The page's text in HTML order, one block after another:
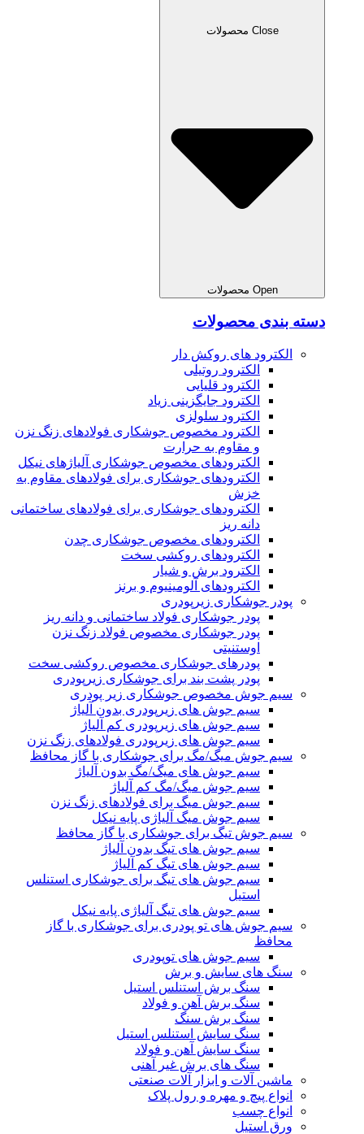
Close محصولات
Open محصولات
دسته بندی محصولات
الکترود های روکش دار
الکترود روتیلی
الکترود قلیایی
الکترود جایگزینی زیاد
الکترود سلولزی
الکترود مخصوص جوشکاری فولادهای زنگ نزن
و مقاوم به حرارت
الکترودهای مخصوص جوشکاری آلیاژهای نیکل
الکترودهای جوشکاری برای فولادهای مقاوم به
خزش
الکترودهای جوشکاری برای فولادهای ساختمانی
دانه ریز
الکترودهای مخصوص جوشکاری چدن
الکترودهای روکشی سخت
الکترود برش و شیار
الکترودهای آلومینیوم و برنز
پودر جوشکاری زیرپودری
پودر جوشکاری فولاد ساختمانی و دانه ریز
پودر جوشکاری مخصوص فولاد زنگ نزن
اوستنیتی
پودرهای جوشکاری مخصوص روکشی سخت
پودر پشت بند برای جوشکاری زیرپودری
سیم جوش مخصوص جوشکاری زیر پودری
سیم جوش های زیرپودری بدون آلیاژ
سیم جوش های زیرپودری کم آلیاژ
سیم جوش های زیرپودری فولادهای زنگ نزن
سیم جوش میگ/مگ برای جوشکاری با گاز محافظ
سیم جوش های میگ/مگ بدون آلیاژ
سیم جوش میگ/مگ کم آلیاژ
سیم جوش میگ برای فولادهای زنگ نزن
سیم جوش میگ آلیاژی پایه نیکل
سیم جوش تیگ برای جوشکاری با گاز محافظ
سیم جوش های تیگ بدون آلیاژ
سیم جوش های تیگ کم آلیاژ
سیم جوش های تیگ برای جوشکاری استنلس
استیل
سیم جوش های تیگ آلیاژی پایه نیکل
سیم جوش های تو پودری برای جوشکاری با گاز
محافظ
سیم جوش های توپودری
سنگ های سایش و برش
سنگ برش استنلس استیل
سنگ برش آهن و فولاد
سنگ برش سنگ
سنگ سایش استنلس استیل
سنگ سایش آهن و فولاد
سنگ های برش غیر آهنی
ماشین آلات و ابزار آلات صنعتی
انواع پیچ و مهره و رول پلاک
انواع چسب
ورق استیل